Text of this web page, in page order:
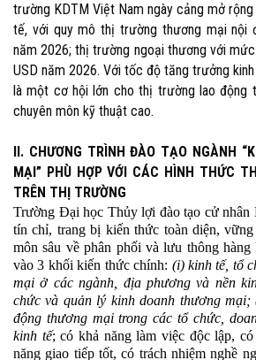
trường KDTM Việt Nam ngày cảng mở
tế, với quy mô thị trường thương mại nội
năm 2026; thị trường ngoại thương với
USD năm 2026. Với tốc độ tăng trưởng
là một cơ hội lớn cho thị trường lao động
chuyên môn kỹ thuật cao.
II. CHƯƠNG TRÌNH ĐÀO TẠO NGÀNH
MẠI” PHÙ HỢP VỚI CÁC HÌNH THỨC
TRÊN THỊ TRƯỜNG
Trường Đại học Thủy lợi đào tạo cử
tín chỉ, trang bị kiến thức toàn diện,
môn sâu về phân phối và lưu thông
vào 3 khối kiến thức chính: (i) kinh tế, tổ
mại ở các ngành, địa phương và nền
chức và quản lý kinh doanh thương
động thương mại trong các tổ chức,
kinh tế; có khả năng làm việc độc lập,
năng giao tiếp tốt, có trách nhiệm nghề